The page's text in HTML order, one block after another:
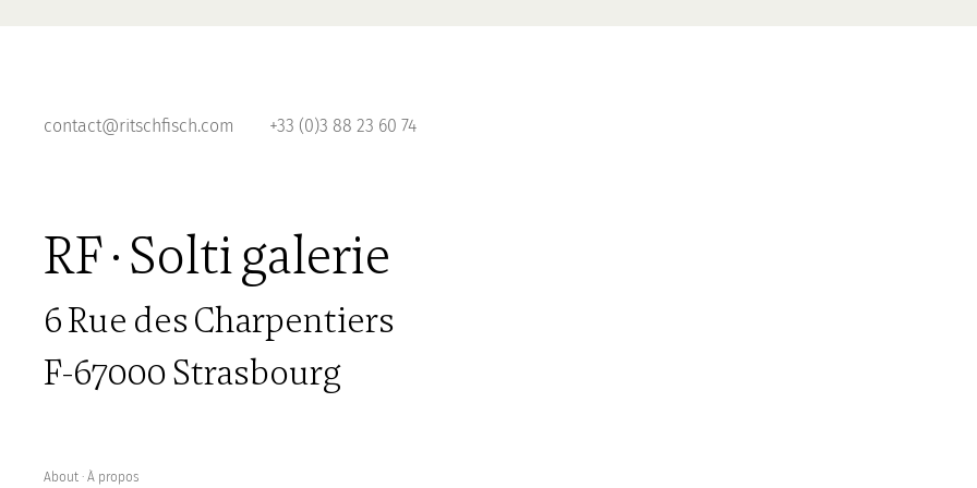
contact@ritschfisch.com +33 (0)3 88 23 60 74
RF · Solti galerie
6 Rue des Charpentiers
F-67000 Strasbourg
About ∙ À propos